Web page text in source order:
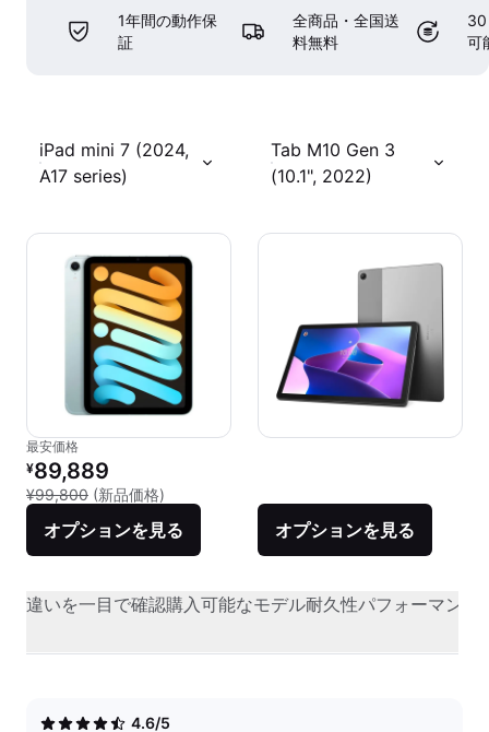
1年間の動作保
証
全商品・全国送
料無料
30
可
iPad mini 7 (2024,
A17 series)
Tab M10 Gen 3
(10.1", 2022)
最安価格
リファービッシュ品の価格：
¥89,889
¥99,800 (新品価格)
オプションを見る オプションを見る
違いを一目で確認購入可能なモデル耐久性パフォーマンス
4.6/5